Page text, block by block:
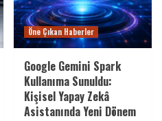
Öne Çıkan Haberler
Google Gemini Spark
Kullanıma Sunuldu:
Kişisel Yapay Zekâ
Asistanında Yeni Dönem